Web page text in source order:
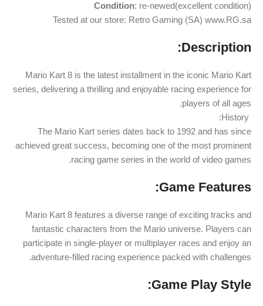
Condition: re-newed(excellent condition)
Tested at our store: Retro Gaming (SA) www.RG.sa
Description:
Mario Kart 8 is the latest installment in the iconic Mario Kart
series, delivering a thrilling and enjoyable racing experience for
players of all ages.
The Mario Kart series dates back to 1992 and has since
achieved great success, becoming one of the most prominent
racing game series in the world of video games.
Game Features:
Mario Kart 8 features a diverse range of exciting tracks and
fantastic characters from the Mario universe. Players can
participate in single-player or multiplayer races and enjoy an
adventure-filled racing experience packed with challenges.
Game Play Style: